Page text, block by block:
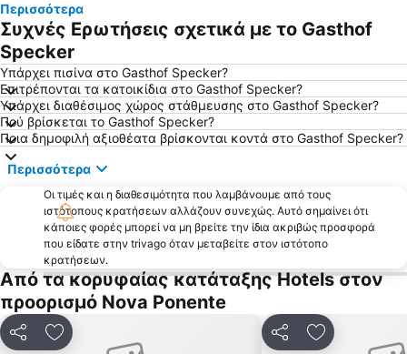
Περισσότερα
Συχνές Ερωτήσεις σχετικά με το Gasthof
Specker
Υπάρχει πισίνα στο Gasthof Specker?
Επιτρέπονται τα κατοικίδια στο Gasthof Specker?
Υπάρχει διαθέσιμος χώρος στάθμευσης στο Gasthof Specker?
Πού βρίσκεται το Gasthof Specker?
Ποια δημοφιλή αξιοθέατα βρίσκονται κοντά στο Gasthof Specker?
Περισσότερα
Οι τιμές και η διαθεσιμότητα που λαμβάνουμε από τους
ιστότοπους κρατήσεων αλλάζουν συνεχώς. Αυτό σημαίνει ότι
κάποιες φορές μπορεί να μη βρείτε την ίδια ακριβώς προσφορά
που είδατε στην trivago όταν μεταβείτε στον ιστότοπο
κρατήσεων.
Από τα κορυφαίας κατάταξης Hotels στον
προορισμό Nova Ponente
ΚοινοποίησηΠροσθήκη στα αγαπημένα ΚοινοποίησηΠροσθήκη